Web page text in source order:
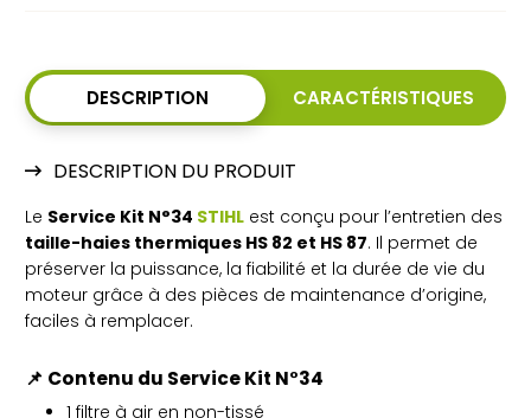
HS
82 et
DESCRIPTION CARACTÉRISTIQUES
DESCRIPTION DU PRODUIT
Le Service Kit N°34 STIHL est conçu pour l’entretien des
taille-haies thermiques HS 82 et HS 87. Il permet de
préserver la puissance, la fiabilité et la durée de vie du
moteur grâce à des pièces de maintenance d’origine,
faciles à remplacer.
📌 Contenu du Service Kit N°34
1 filtre à air en non-tissé